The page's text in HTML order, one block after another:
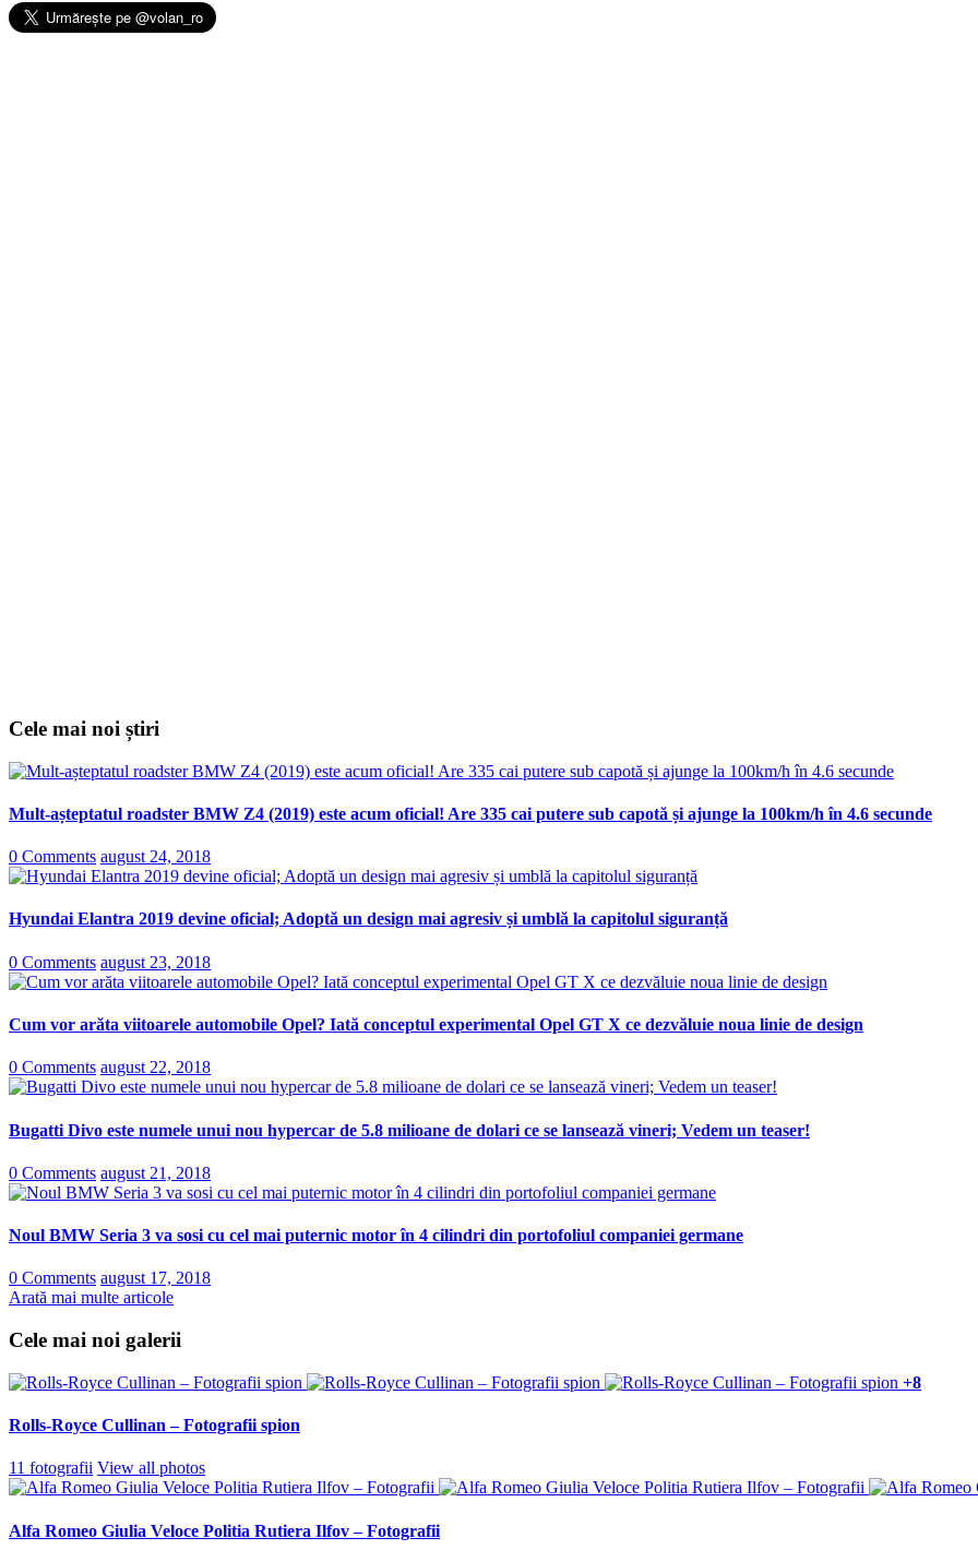
Cele mai noi știri
Mult-așteptatul roadster BMW Z4 (2019) este acum oficial! Are 335 cai putere sub capotă și ajunge la 100km/h în 4.6 secunde
0 Comments august 24, 2018
Hyundai Elantra 2019 devine oficial; Adoptă un design mai agresiv și umblă la capitolul siguranță
0 Comments august 23, 2018
Cum vor arăta viitoarele automobile Opel? Iată conceptul experimental Opel GT X ce dezvăluie noua linie de design
0 Comments august 22, 2018
Bugatti Divo este numele unui nou hypercar de 5.8 milioane de dolari ce se lansează vineri; Vedem un teaser!
0 Comments august 21, 2018
Noul BMW Seria 3 va sosi cu cel mai puternic motor în 4 cilindri din portofoliul companiei germane
0 Comments august 17, 2018
Arată mai multe articole
Cele mai noi galerii
+8
Rolls-Royce Cullinan – Fotografii spion
11 fotografii View all photos
Alfa Romeo Giulia Veloce Politia Rutiera Ilfov – Fotografii